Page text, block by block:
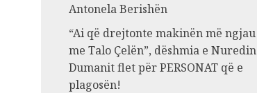
Antonela Berishën
“Ai që drejtonte makinën më ngjau
me Talo Çelën”, dëshmia e Nuredin
Dumanit flet për PERSONAT që e
plagosën!